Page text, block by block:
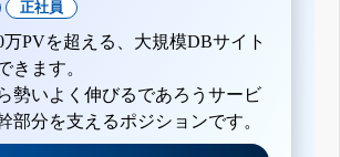
正社員
万PVを超える、大規模DBサイト
きます。
勢いよく伸びるであろうサービ
部分を支えるポジションです。